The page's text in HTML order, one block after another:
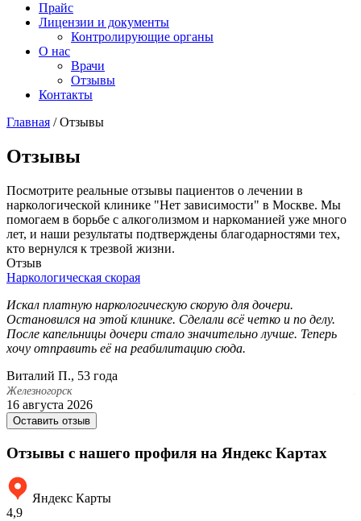
Прайс
Лицензии и документы
Контролирующие органы
О нас
Врачи
Отзывы
Контакты
Главная /Отзывы
Отзывы
Посмотрите реальные отзывы пациентов о лечении в
наркологической клинике "Нет зависимости" в Москве. Мы
помогаем в борьбе с алкоголизмом и наркоманией уже много
лет, и наши результаты подтверждены благодарностями тех,
кто вернулся к трезвой жизни.
Отзыв
Наркологическая скорая
Искал платную наркологическую скорую для дочери.
Остановился на этой клинике. Сделали всё четко и по делу.
После капельницы дочери стало значительно лучше. Теперь
хочу отправить её на реабилитацию сюда.
Виталий П., 53 года
Железногорск
16 августа 2026
Оставить отзыв
Отзывы с нашего профиля на Яндекс Картах
Яндекс Карты
4,9